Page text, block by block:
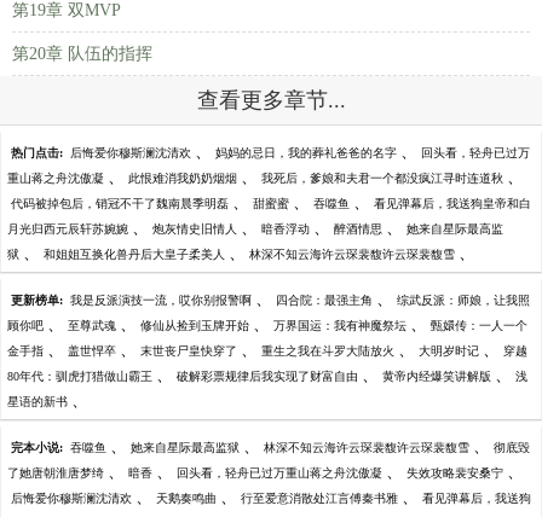
第19章 双MVP
第20章 队伍的指挥
查看更多章节...
热门点击: 后悔爱你穆斯澜沈清欢 、 妈妈的忌日，我的葬礼爸爸的名字 、 回头看，轻舟已过万
重山蒋之舟沈傲凝 、 此恨难消我奶奶烟烟 、 我死后，爹娘和夫君一个都没疯江寻时连道秋 、
代码被掉包后，销冠不干了魏南晨季明磊 、 甜蜜蜜 、 吞噬鱼 、 看见弹幕后，我送狗皇帝和白
月光归西元辰轩苏婉婉 、 炮灰情史旧情人 、 暗香浮动 、 醉酒情思 、 她来自星际最高监
狱 、 和姐姐互换化兽丹后大皇子柔美人 、 林深不知云海许云琛裴馥许云琛裴馥雪 、
更新榜单: 我是反派演技一流，哎你别报警啊 、 四合院：最强主角 、 综武反派：师娘，让我照
顾你吧 、 至尊武魂 、 修仙从捡到玉牌开始 、 万界国运：我有神魔祭坛 、 甄嬛传：一人一个
金手指 、 盖世悍卒 、 末世丧尸皇快穿了 、 重生之我在斗罗大陆放火 、 大明岁时记 、 穿越
80年代：驯虎打猎做山霸王 、 破解彩票规律后我实现了财富自由 、 黄帝内经爆笑讲解版 、 浅
星语的新书 、
完本小说: 吞噬鱼 、 她来自星际最高监狱 、 林深不知云海许云琛裴馥许云琛裴馥雪 、 彻底毁
了她唐朝淮唐梦绮 、 暗香 、 回头看，轻舟已过万重山蒋之舟沈傲凝 、 失效攻略裴安桑宁 、
后悔爱你穆斯澜沈清欢 、 天鹅奏鸣曲 、 行至爱意消散处江言傅秦书雅 、 看见弹幕后，我送狗